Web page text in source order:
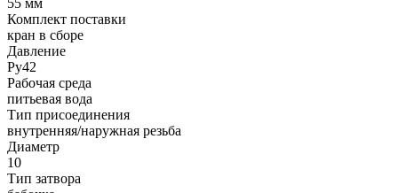
Комплект поставки
кран в сборе
Давление
Ру42
Рабочая среда
питьевая вода
Тип присоединения
внутренняя/наружная резьба
Диаметр
10
Тип затвора